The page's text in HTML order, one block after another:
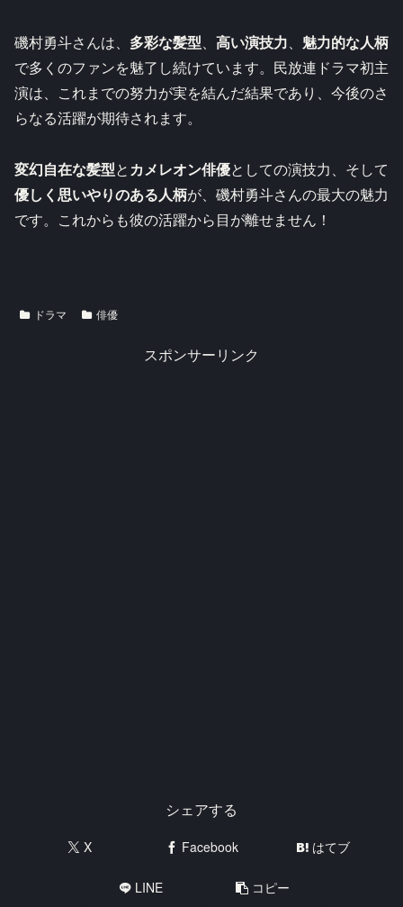
磯村勇斗さんは、 多彩な髪型、 高い演技力、 魅力的な人柄
で多くのファンを魅了し続けています。民放連ドラマ初主
演は、これまでの努力が実を結んだ結果であり、今後のさ
らなる活躍が期待されます。
変幻自在な髪型とカメレオン俳優としての演技力、そして
優しく思いやりのある人柄が、磯村勇斗さんの最大の魅力
です。これからも彼の活躍から目が離せません！
ドラマ 俳優
スポンサーリンク
シェアする
X Facebook はてブ
LINE コピー